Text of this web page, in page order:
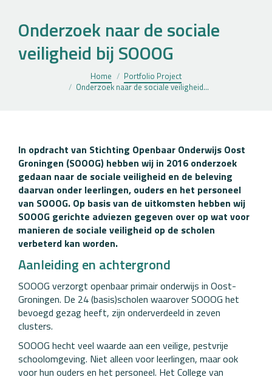
Onderzoek naar de sociale
veiligheid bij SOOOG
Home
Portfolio Project
Onderzoek naar de sociale veiligheid…
In opdracht van Stichting Openbaar Onderwijs Oost
Groningen (SOOOG) hebben wij in 2016 onderzoek
gedaan naar de sociale veiligheid en de beleving
daarvan onder leerlingen, ouders en het personeel
van SOOOG. Op basis van de uitkomsten hebben wij
SOOOG gerichte adviezen gegeven over op wat voor
manieren de sociale veiligheid op de scholen
verbeterd kan worden.
Aanleiding en achtergrond
SOOOG verzorgt openbaar primair onderwijs in Oost-
Groningen. De 24 (basis)scholen waarover SOOOG het
bevoegd gezag heeft, zijn onderverdeeld in zeven
clusters.
SOOOG hecht veel waarde aan een veilige, pestvrije
schoolomgeving. Niet alleen voor leerlingen, maar ook
voor hun ouders en het personeel. Het College van